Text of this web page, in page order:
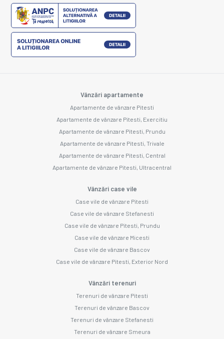
Vânzări apartamente
Apartamente de vânzare Pitesti
Apartamente de vânzare Pitesti, Exercitiu
Apartamente de vânzare Pitesti, Prundu
Apartamente de vânzare Pitesti, Trivale
Apartamente de vânzare Pitesti, Central
Apartamente de vânzare Pitesti, Ultracentral
Vânzări case vile
Case vile de vânzare Pitesti
Case vile de vânzare Stefanesti
Case vile de vânzare Pitesti, Prundu
Case vile de vânzare Micesti
Case vile de vânzare Bascov
Case vile de vânzare Pitesti, Exterior Nord
Vânzări terenuri
Terenuri de vânzare Pitesti
Terenuri de vânzare Bascov
Terenuri de vânzare Stefanesti
Terenuri de vânzare Smeura